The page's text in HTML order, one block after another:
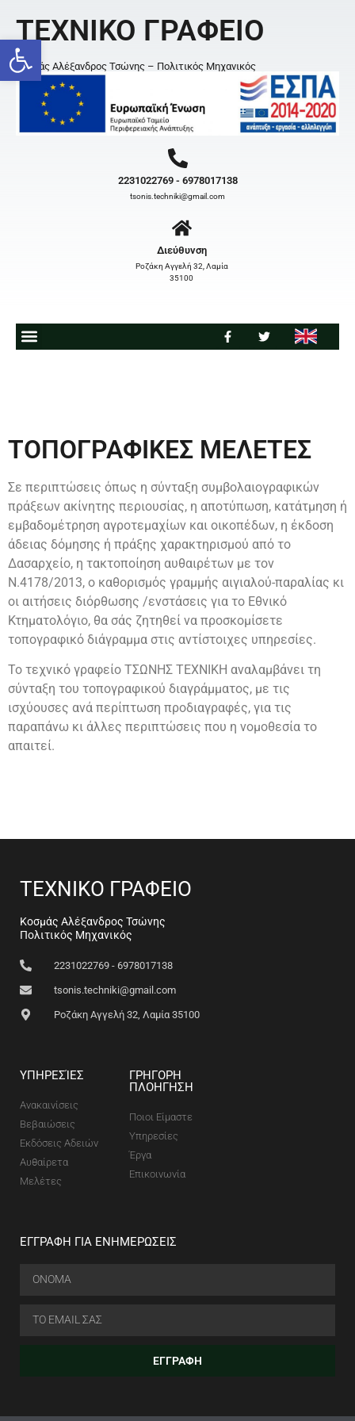
Open toolbar
ΤΕΧΝΙΚΟ ΓΡΑΦΕΙΟ
Κοσμάς Αλέξανδρος Τσώνης – Πολιτικός Μηχανικός
2231022769 - 6978017138
tsonis.techniki@gmail.com
Διεύθυνση
Ροζάκη Αγγελή 32, Λαμία
35100
ΤΟΠΟΓΡΑΦΙΚΕΣ ΜΕΛΕΤΕΣ
Σε περιπτώσεις όπως η σύνταξη συμβολαιογραφικών
πράξεων ακίνητης περιουσίας, η αποτύπωση, κατάτμηση ή
εμβαδομέτρηση αγροτεμαχίων και οικοπέδων, η έκδοση
άδειας δόμησης ή πράξης χαρακτηρισμού από το
Δασαρχείο, η τακτοποίηση αυθαιρέτων με τον
Ν.4178/2013, ο καθορισμός γραμμής αιγιαλού-παραλίας κι
οι αιτήσεις διόρθωσης /ενστάσεις για το Εθνικό
Κτηματολόγιο, θα σάς ζητηθεί να προσκομίσετε
τοπογραφικό διάγραμμα στις αντίστοιχες υπηρεσίες.
Το τεχνικό γραφείο ΤΣΩΝΗΣ ΤΕΧΝΙΚΗ αναλαμβάνει τη
σύνταξη του τοπογραφικού διαγράμματος, με τις
ισχύουσες ανά περίπτωση προδιαγραφές, για τις
παραπάνω κι άλλες περιπτώσεις που η νομοθεσία το
απαιτεί.
ΤΕΧΝΙΚΟ ΓΡΑΦΕΙΟ
Κοσμάς Αλέξανδρος Τσώνης
Πολιτικός Μηχανικός
2231022769 - 6978017138
tsonis.techniki@gmail.com
Ροζάκη Αγγελή 32, Λαμία 35100
ΥΠΗΡΕΣΊΕΣ
Ανακαινίσεις
Βεβαιώσεις
Εκδόσεις Αδειών
Αυθαίρετα
Μελέτες
ΓΡΗΓΟΡΗ
ΠΛΟΗΓΗΣΗ
Ποιοι Είμαστε
Υπηρεσίες
Έργα
Επικοινωνία
ΕΓΓΡΑΦΗ ΓΙΑ ΕΝΗΜΕΡΩΣΕΙΣ
ΕΓΓΡΑΦΗ